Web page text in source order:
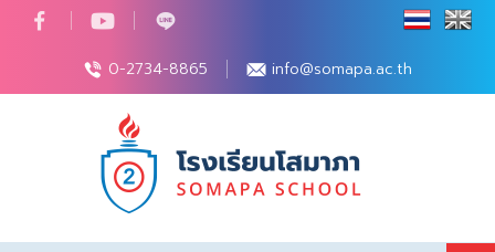
0-2734-8865 info@somapa.ac.th